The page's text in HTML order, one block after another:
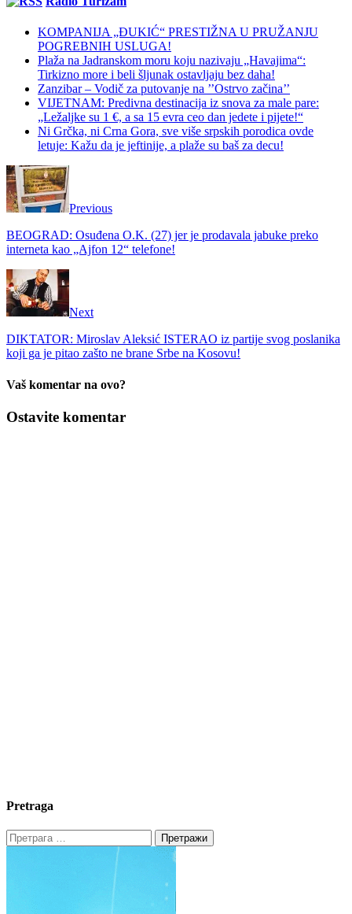
KOMPANIJA „ĐUKIĆ“ PRESTIŽNA U PRUŽANJU
POGREBNIH USLUGA!
Plaža na Jadranskom moru koju nazivaju „Havajima“:
Tirkizno more i beli šljunak ostavljaju bez daha!
Zanzibar – Vodič za putovanje na ’’Ostrvo začina’’
VIJETNAM: Predivna destinacija iz snova za male pare:
„Ležaljke su 1 €, a sa 15 evra ceo dan jedete i pijete!“
Ni Grčka, ni Crna Gora, sve više srpskih porodica ovde
letuje: Kažu da je jeftinije, a plaže su baš za decu!
Previous
BEOGRAD: Osuđena O.K. (27) jer je prodavala jabuke preko
interneta kao „Ajfon 12“ telefone!
Next
DIKTATOR: Miroslav Aleksić ISTERAO iz partije svog poslanika
koji ga je pitao zašto ne brane Srbe na Kosovu!
Vaš komentar na ovo?
Ostavite komentar
Pretraga
Претрага
за: